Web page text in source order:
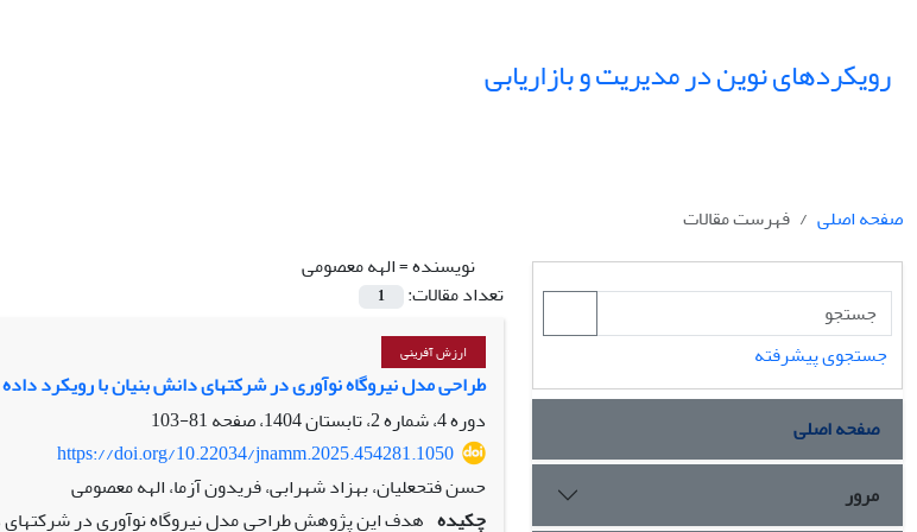
رویکردهای نوین در مدیریت و بازاریابی
صفحه اصلی
فهرست مقالات
نویسنده =الهه معصومی
تعداد مقالات:
1
ارزش آفرینی
طراحی مدل نیروگاه نوآوری در شرکتهای دانش بنیان با رویکرد داده
دوره 4، شماره 2، تابستان 1404، صفحه
81-103
https://doi.org/10.22034/jnamm.2025.454281.1050
حسن فتحعلیان، بهزاد شهرابی، فریدون آزما، الهه معصومی
چکیده هدف این پژوهش طراحی مدل نیروگاه نوآوری در شرکتهای
جستجوی پیشرفته
صفحه اصلی
مرور